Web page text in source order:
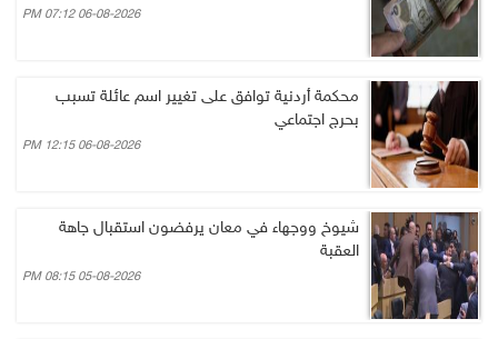
06-08-2026 07:12 PM
محكمة أردنية توافق على تغيير اسم عائلة تسبب
بحرج اجتماعي
06-08-2026 12:15 PM
شيوخ ووجهاء في معان يرفضون استقبال جاهة
العقبة
05-08-2026 08:15 PM